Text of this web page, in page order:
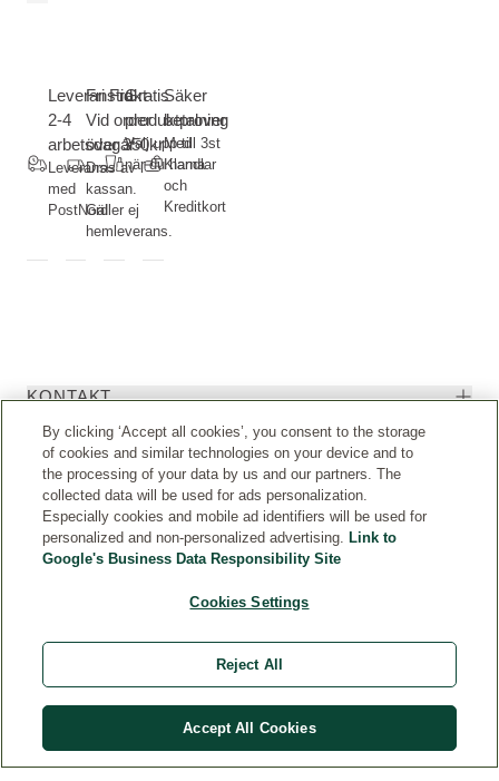
Leveranstid
2-4
arbetsdagar
Leverans
med
PostNord
Fri Frakt-
Vid order
över 350kr
Dras av i
kassan.
Gäller ej
hemleverans.
Gratis
produktprover
Välj upp till 3st
när du handlar
Säker
betalning
Med
Klarna
och
Kreditkort
KONTAKT
JURIDISKT
ÖVRIGT
PRESS & BILDBANK
Ångra köp
By clicking ‘Accept all cookies’, you consent to the storage
of cookies and similar technologies on your device and to
the processing of your data by us and our partners. The
collected data will be used for ads personalization.
Especially cookies and mobile ad identifiers will be used for
personalized and non-personalized advertising. Link to
Google's Business Data Responsibility Site
Cookies Settings
Reject All
Accept All Cookies